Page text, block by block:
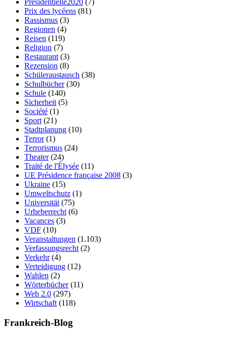
Présidentielle2020 (7)
Prix des lycéens (81)
Rassismus (3)
Regionen (4)
Reisen (119)
Religion (7)
Restaurant (3)
Rezension (8)
Schüleraustausch (38)
Schulbücher(30)
Schule (140)
Sicherheit (5)
Société (1)
Sport (21)
Stadtplanung (10)
Terror(1)
Terrorismus (24)
Theater(24)
Traité de l'Élysée (11)
UE Présidence française 2008 (3)
Ukraine (15)
Umweltschutz (1)
Universität (75)
Urheberrecht (6)
Vacances (3)
VDF (10)
Veranstaltungen (1.103)
Verfassungsrecht (2)
Verkehr(4)
Verteidigung (12)
Wahlen (2)
Wörterbücher(11)
Web 2.0 (297)
Wirtschaft (118)
Frankreich-Blog